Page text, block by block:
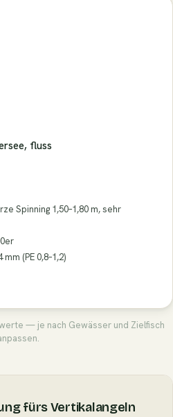
fluss
Spinning 1,50–1,80 m, sehr
(PE 0,8–1,2)
— je nach Gewässer und Zielfisch
fürs Vertikalangeln